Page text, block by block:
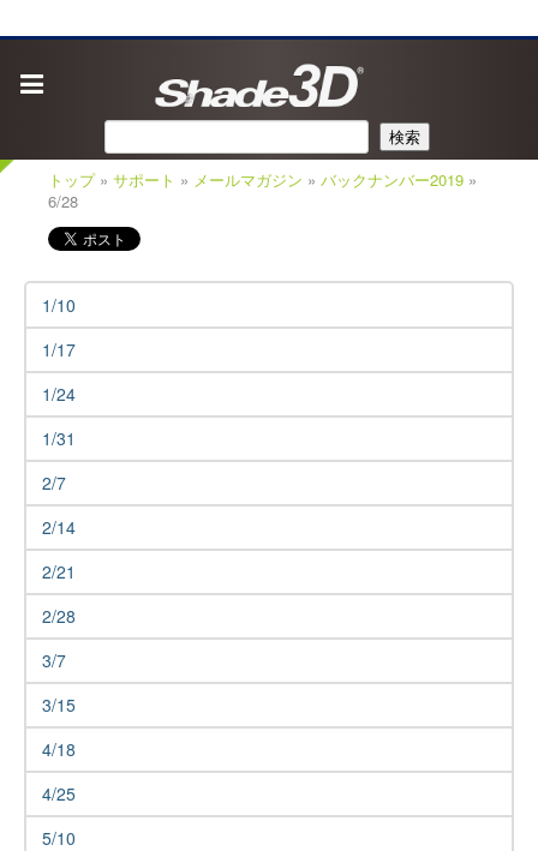
検索
トップ» サポート » メールマガジン » バックナンバー2019 »
6/28
1/10
1/17
1/24
1/31
2/7
2/14
2/21
2/28
3/7
3/15
4/18
4/25
5/10